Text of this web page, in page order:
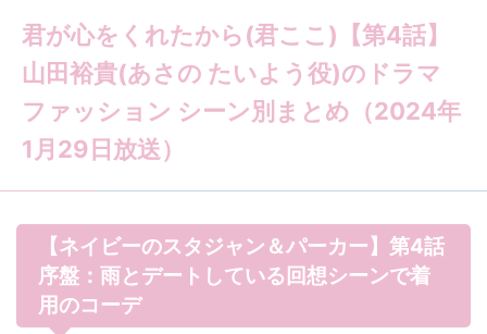
君が心をくれたから(君ここ)【第4話】
山田裕貴(あさの たいよう役)のドラマ
ファッション シーン別まとめ（2024年
1月29日放送）
【ネイビーのスタジャン＆パーカー】第4話
序盤：雨とデートしている回想シーンで着
用のコーデ